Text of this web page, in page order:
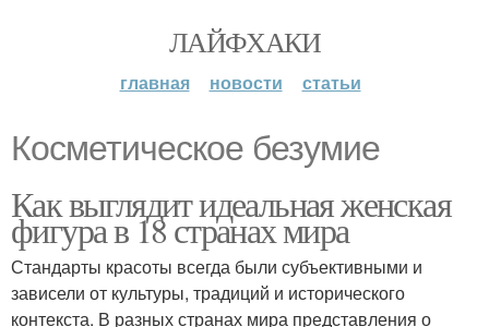
ЛАЙФХАКИ
главная новости статьи
Косметическое безумие
Как выглядит идеальная женская
фигура в 18 странах мира
Стандарты красоты всегда были субъективными и
зависели от культуры, традиций и исторического
контекста. В разных странах мира представления о